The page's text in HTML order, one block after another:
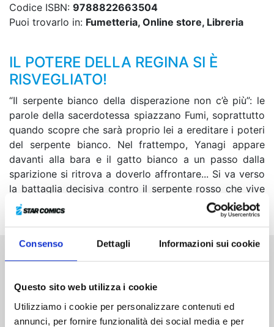
Consenso Dettagli Informazioni sui cookie
Questo sito web utilizza i cookie
Utilizziamo i cookie per personalizzare contenuti ed
annunci, per fornire funzionalità dei social media e per
Codice ISBN: 9788822663504
Puoi trovarlo in: Fumetteria, Online store, Libreria
IL POTERE DELLA REGINA SI È
RISVEGLIATO!
“Il serpente bianco della disperazione non c’è più”: le
parole della sacerdotessa spiazzano Fumi, soprattutto
quando scopre che sarà proprio lei a ereditare i poteri
del serpente bianco. Nel frattempo, Yanagi appare
davanti alla bara e il gatto bianco a un passo dalla
sparizione si ritrova a doverlo affrontare... Si va verso
la battaglia decisiva contro il serpente rosso che vive
da mille anni!